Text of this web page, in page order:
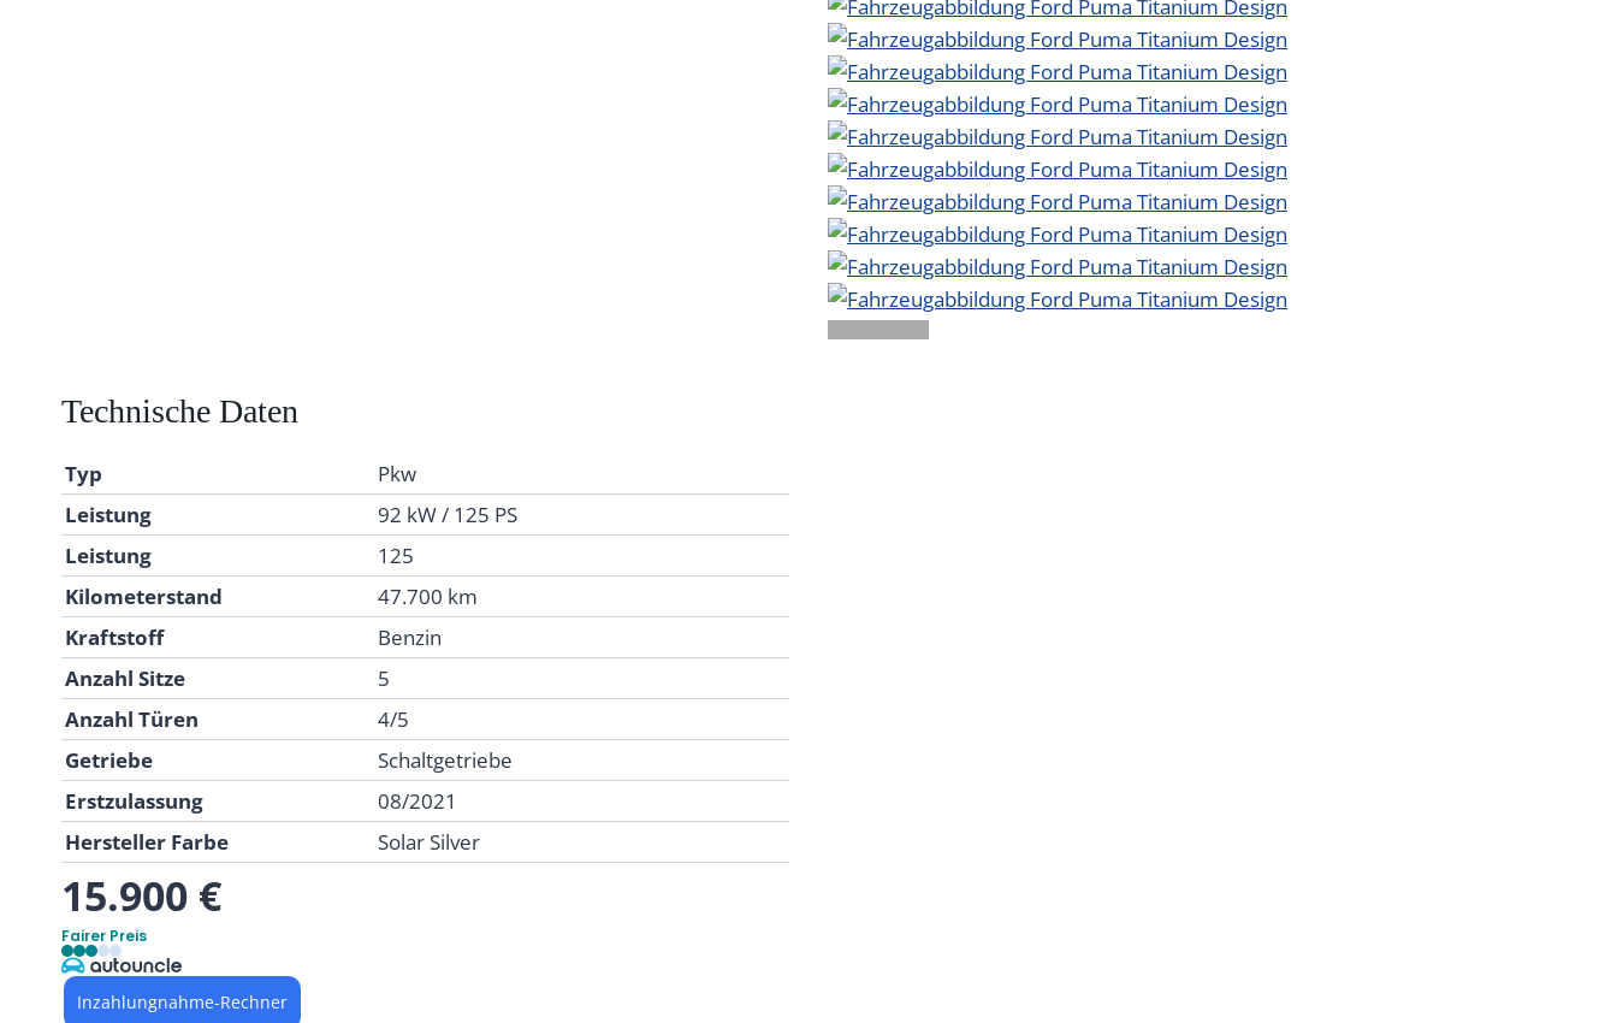
Technische Daten
Typ
Pkw
Leistung
92 kW / 125 PS
Leistung
125
Kilometerstand
47.700 km
Kraftstoff
Benzin
Anzahl Sitze
5
Anzahl Türen
4/5
Getriebe
Schaltgetriebe
Erstzulassung
08/2021
Hersteller Farbe
Solar Silver
15.900 €
Fairer Preis
Inzahlungnahme-Rechner